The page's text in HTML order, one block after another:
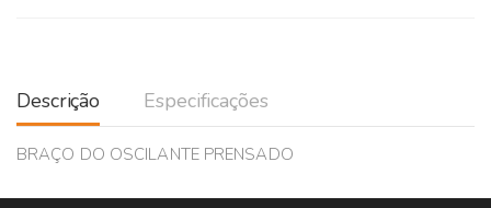
Descrição Especificações
BRAÇO DO OSCILANTE PRENSADO